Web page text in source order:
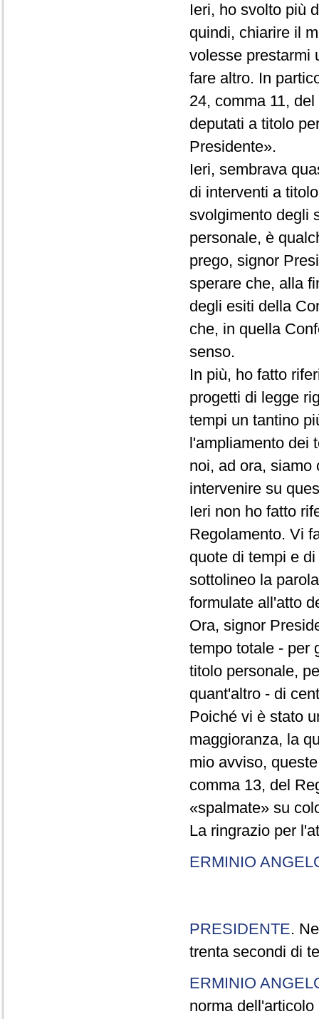
Ieri, ho svolto più
quindi, chiarire il
volesse prestarmi
fare altro. In
24, comma 11,
deputati a titolo
Presidente».
Ieri, sembrava
di interventi a
svolgimento degli
personale, è
prego, signor
sperare che, alla
degli esiti della
che, in quella
senso.
In più, ho fatto
progetti di legge
tempi un tantino
l'ampliamento dei
noi, ad ora, siamo
intervenire su
Ieri non ho fatto
Regolamento. Vi
quote di tempi e
sottolineo la
formulate all'atto
Ora, signor
tempo totale - per
titolo personale,
quant'altro - di
Poiché vi è stato
maggioranza, la
mio avviso,
comma 13, del
«spalmate» su
La ringrazio per
ERMINIO
PRESIDENTE.
trenta secondi di
ERMINIO
norma